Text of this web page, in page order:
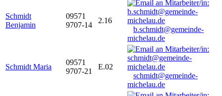
Schmidt
Benjamin
09571
9707-14
2.16
b.schmidt@gemeinde-
michelau.de
Schmidt Maria
09571
9707-21
E.02
schmidt@gemeinde-
michelau.de